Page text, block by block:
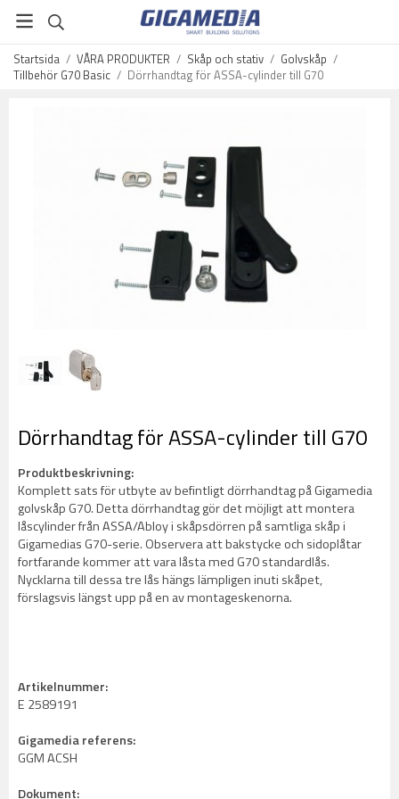
Startsida / VÅRA PRODUKTER / Skåp och stativ / Golvskåp /
Tillbehör G70 Basic / Dörrhandtag för ASSA-cylinder till G70
Dörrhandtag för ASSA-cylinder till G70
Produktbeskrivning:
Komplett sats för utbyte av befintligt dörrhandtag på Gigamedia
golvskåp G70. Detta dörrhandtag gör det möjligt att montera
låscylinder från ASSA/Abloy i skåpsdörren på samtliga skåp i
Gigamedias G70-serie. Observera att bakstycke och sidoplåtar
fortfarande kommer att vara låsta med G70 standardlås.
Nycklarna till dessa tre lås hängs lämpligen inuti skåpet,
förslagsvis längst upp på en av montageskenorna.
Artikelnummer:
E 2589191
Gigamedia referens:
GGM ACSH
Dokument: